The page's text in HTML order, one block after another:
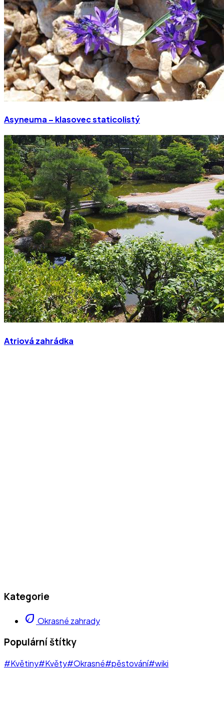
Asyneuma – klasovec staticolistý
Atriová zahrádka
Kategorie
eco Okrasné zahrady
Populární štítky
#Květiny#Květy#Okrasné#pěstování#wiki